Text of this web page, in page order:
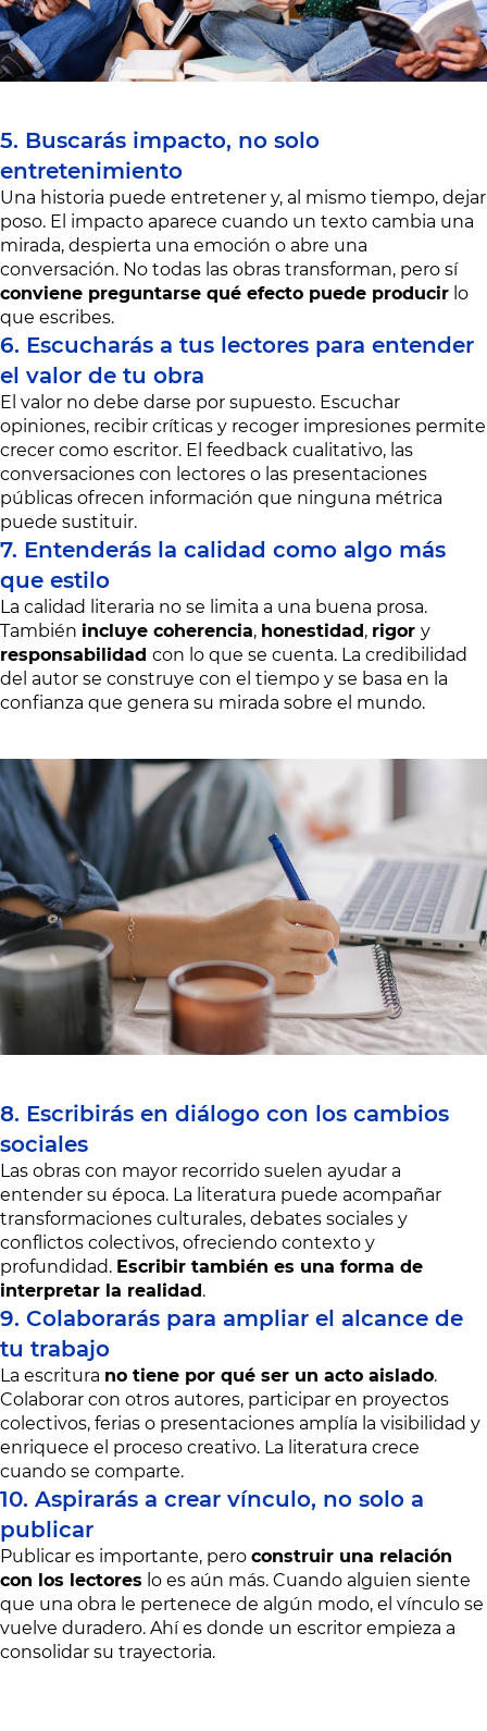
5. Buscarás impacto, no solo
entretenimiento
Una historia puede entretener y, al mismo tiempo, dejar
poso. El impacto aparece cuando un texto cambia una
mirada, despierta una emoción o abre una
conversación. No todas las obras transforman, pero sí
conviene preguntarse qué efecto puede producir lo
que escribes.
6. Escucharás a tus lectores para entender
el valor de tu obra
El valor no debe darse por supuesto. Escuchar
opiniones, recibir críticas y recoger impresiones permite
crecer como escritor. El feedback cualitativo, las
conversaciones con lectores o las presentaciones
públicas ofrecen información que ninguna métrica
puede sustituir.
7. Entenderás la calidad como algo más
que estilo
La calidad literaria no se limita a una buena prosa.
También incluye coherencia, honestidad, rigor y
responsabilidad con lo que se cuenta. La credibilidad
del autor se construye con el tiempo y se basa en la
confianza que genera su mirada sobre el mundo.
8. Escribirás en diálogo con los cambios
sociales
Las obras con mayor recorrido suelen ayudar a
entender su época. La literatura puede acompañar
transformaciones culturales, debates sociales y
conflictos colectivos, ofreciendo contexto y
profundidad. Escribir también es una forma de
interpretar la realidad.
9. Colaborarás para ampliar el alcance de
tu trabajo
La escritura no tiene por qué ser un acto aislado.
Colaborar con otros autores, participar en proyectos
colectivos, ferias o presentaciones amplía la visibilidad y
enriquece el proceso creativo. La literatura crece
cuando se comparte.
10. Aspirarás a crear vínculo, no solo a
publicar
Publicar es importante, pero construir una relación
con los lectores lo es aún más. Cuando alguien siente
que una obra le pertenece de algún modo, el vínculo se
vuelve duradero. Ahí es donde un escritor empieza a
consolidar su trayectoria.